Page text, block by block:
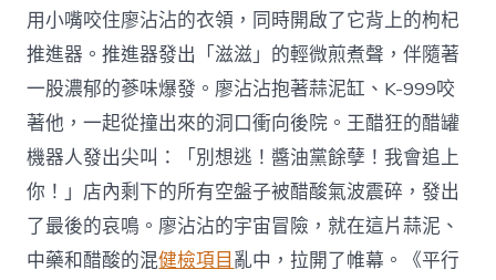
用小嘴咬住廖沾沾的衣領，同時開啟了它背上的枸杞
推進器。推進器發出「滋滋」的輕微煎煮聲，伴隨著
一股濃郁的蔘味爆發。廖沾沾抱著蒜泥缸、K-999咬
著他，一起從撞出來的洞口衝向後院。王醋狂的醋罐
機器人發出尖叫：「別想逃！醬油黨餘孽！我會追上
你！」店內剩下的所有空盤子被醋酸氣波震碎，發出
了最後的哀鳴。廖沾沾的宇宙冒險，就在這片蒜泥、
中藥和醋酸的混健檢項目 亂中，拉開了帷幕。《平行